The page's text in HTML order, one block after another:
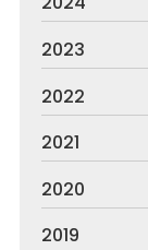
2023
2022
2021
2020
2019